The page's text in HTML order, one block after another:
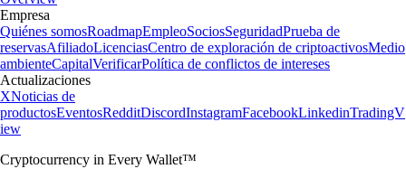
Empresa
Quiénes somosRoadmapEmpleoSociosSeguridadPrueba de
reservasAfiliadoLicenciasCentro de exploración de criptoactivosMedio
ambienteCapitalVerificarPolítica de conflictos de intereses
Actualizaciones
XNoticias de
productosEventosRedditDiscordInstagramFacebookLinkedinTradingV
iew
Cryptocurrency in Every Wallet™